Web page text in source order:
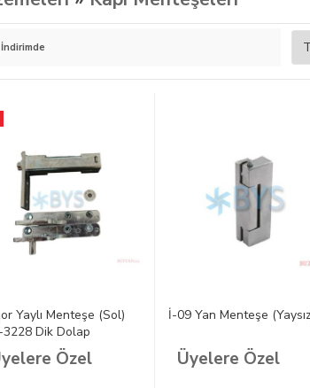
İndirimde
Yaylı Menteşe (Sol)
3228 Dik Dolap
Özel
İ-09 Yan Menteşe
Üyelere Özel